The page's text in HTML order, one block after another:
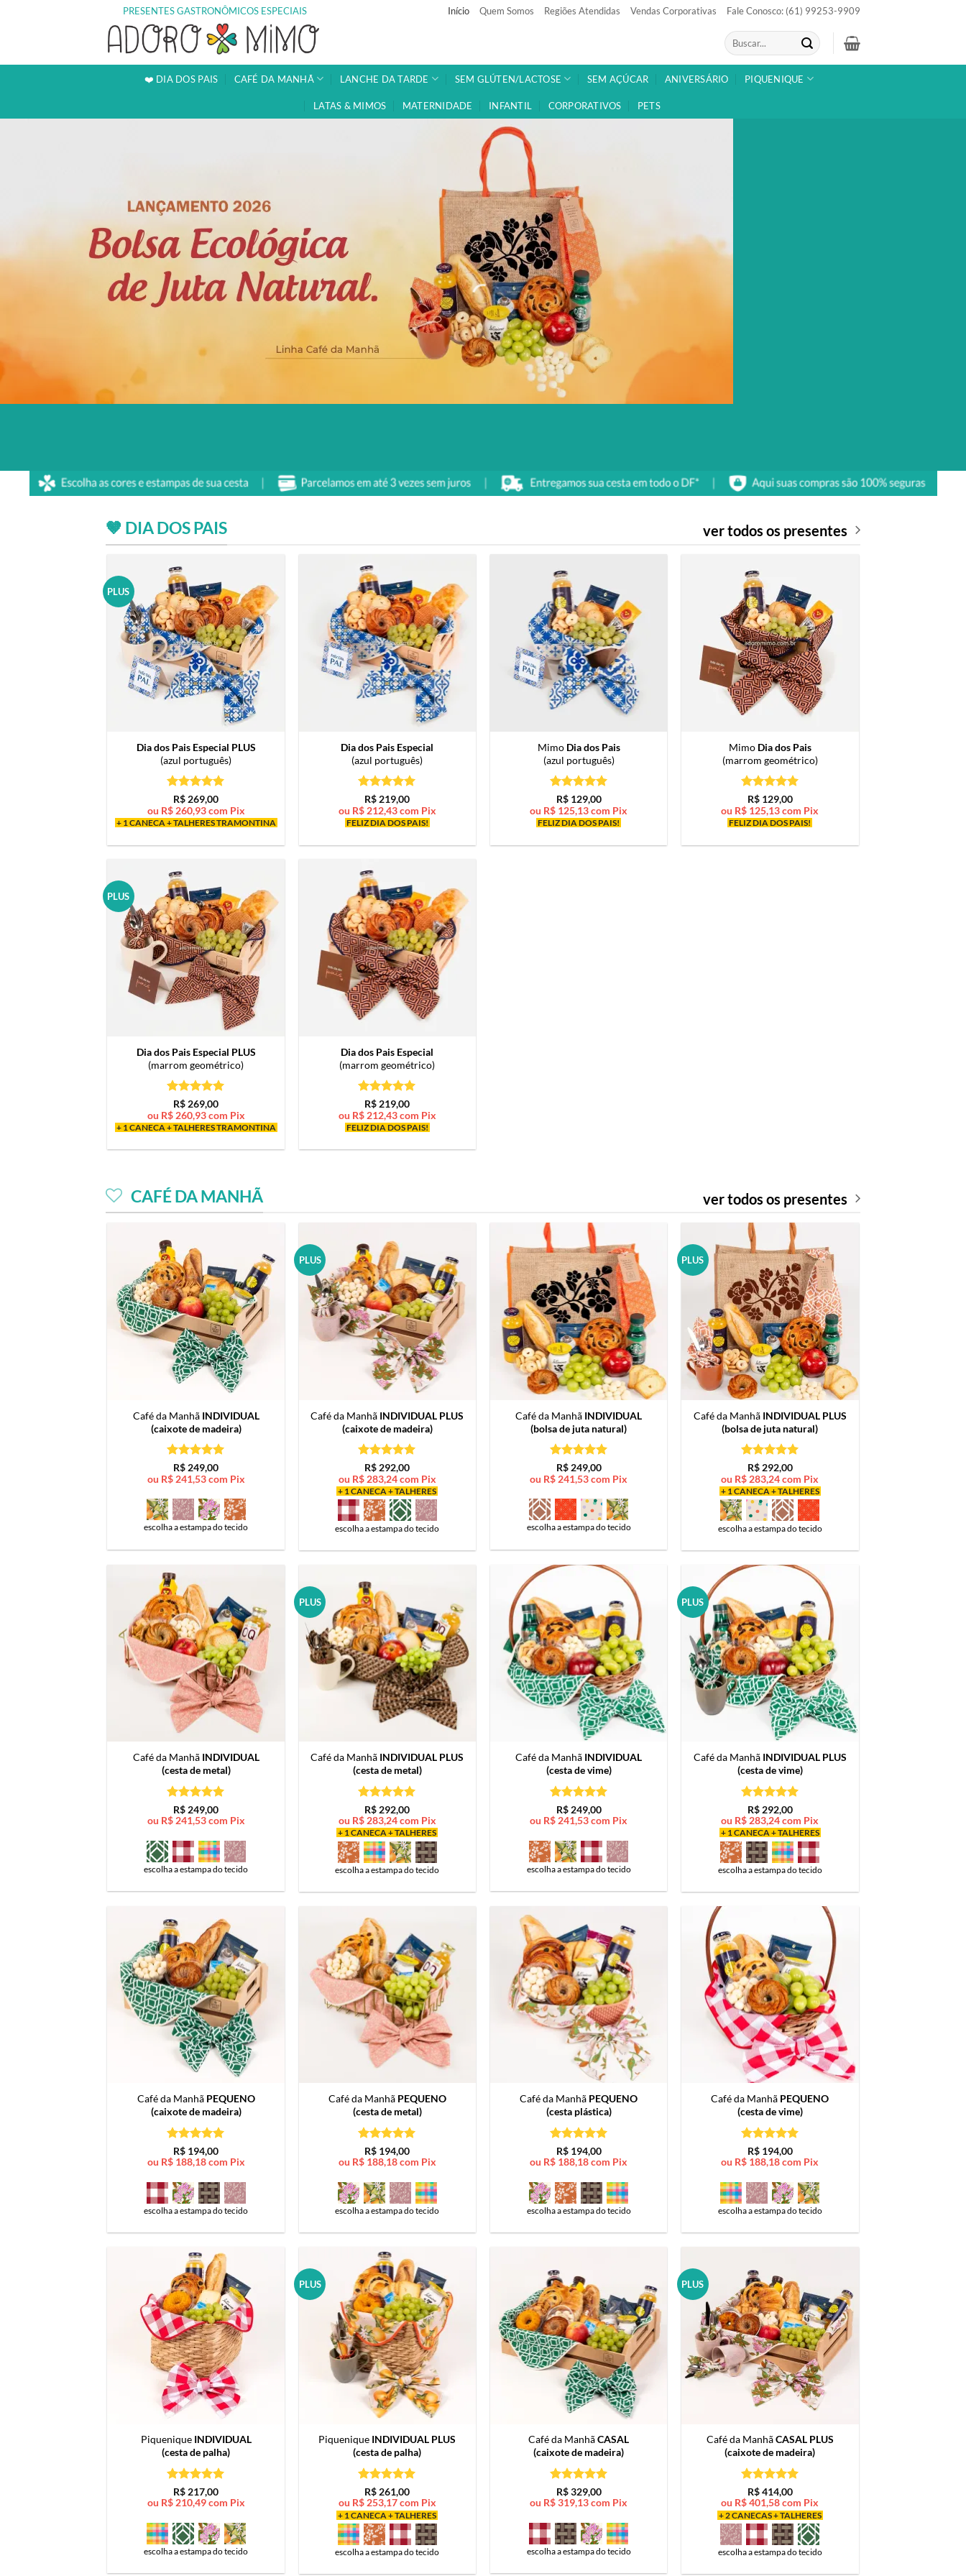
PRESENTES GASTRONÔMICOS ESPECIAIS Início Quem Somos Regiões Atendidas Vendas Corporativas Fale Conosco: (61) 99253-9909
Pesquisar
por:
❤️ DIA DOS PAIS CAFÉ DA MANHÃ LANCHE DA TARDE SEM GLÚTEN/LACTOSE SEM AÇÚCAR ANIVERSÁRIO PIQUENIQUE
LATAS & MIMOS MATERNIDADE INFANTIL CORPORATIVOS PETS
🤎 DIA DOS PAIS ver todos os presentes
PLUS
Dia dos Pais Especial PLUS
(azul português)
Avaliação5
de 5
R$269,00
ou R$260,93com Pix
+ 1 CANECA + TALHERES TRAMONTINA
Dia dos Pais Especial
(azul português)
Avaliação5
de 5
R$219,00
ou R$212,43com Pix
FELIZ DIA DOS PAIS!
Mimo Dia dos Pais
(azul português)
Avaliação5
de 5
R$129,00
ou R$ 125,13com Pix
FELIZ DIA DOS PAIS!
Mimo Dia dos Pais
(marrom geométrico)
Avaliação5
de 5
R$129,00
ou R$ 125,13com Pix
FELIZ DIA DOS PAIS!
PLUS
Dia dos Pais Especial PLUS
(marrom geométrico)
Avaliação5
de 5
R$ 269,00
ou R$260,93com Pix
+ 1 CANECA + TALHERES TRAMONTINA
Dia dos Pais Especial
(marrom geométrico)
Avaliação5
de 5
R$ 219,00
ou R$212,43com Pix
FELIZ DIA DOS PAIS!
CAFÉ DA MANHÃ ver todos os presentes
Café da Manhã INDIVIDUAL
(caixote de madeira)
Avaliação5
de 5
R$ 249,00
ou R$241,53com Pix
escolha a estampa do tecido
PLUS
Café da Manhã INDIVIDUAL PLUS
(caixote de madeira)
Avaliação5
de 5
R$ 292,00
ou R$283,24com Pix
+ 1 CANECA + TALHERES
escolha a estampa do tecido
Café da Manhã INDIVIDUAL
(bolsa de juta natural)
Avaliação5
de 5
R$249,00
ou R$ 241,53com Pix
escolha a estampa do tecido
PLUS
Café da Manhã INDIVIDUAL PLUS
(bolsa de juta natural)
Avaliação5
de 5
R$292,00
ou R$ 283,24com Pix
+ 1 CANECA + TALHERES
escolha a estampa do tecido
Café da Manhã INDIVIDUAL
(cesta de metal)
Avaliação5
de 5
R$ 249,00
ou R$241,53com Pix
escolha a estampa do tecido
PLUS
Café da Manhã INDIVIDUAL PLUS
(cesta de metal)
Avaliação5
de 5
R$ 292,00
ou R$283,24com Pix
+ 1 CANECA + TALHERES
escolha a estampa do tecido
Café da Manhã INDIVIDUAL
(cesta de vime)
Avaliação5
de 5
R$249,00
ou R$ 241,53com Pix
escolha a estampa do tecido
PLUS
Café da Manhã INDIVIDUAL PLUS
(cesta de vime)
Avaliação5
de 5
R$292,00
ou R$ 283,24com Pix
+ 1 CANECA + TALHERES
escolha a estampa do tecido
Café da Manhã PEQUENO
(caixote de madeira)
Avaliação5
de 5
R$ 194,00
ou R$188,18com Pix
escolha a estampa do tecido
Café da Manhã PEQUENO
(cesta de metal)
Avaliação5
de 5
R$ 194,00
ou R$188,18com Pix
escolha a estampa do tecido
Café da Manhã PEQUENO
(cesta plástica)
Avaliação5
de 5
R$194,00
ou R$ 188,18com Pix
escolha a estampa do tecido
Café da Manhã PEQUENO
(cesta de vime)
Avaliação5
de 5
R$194,00
ou R$ 188,18com Pix
escolha a estampa do tecido
Piquenique INDIVIDUAL
(cesta de palha)
Avaliação5
de 5
R$ 217,00
ou R$210,49com Pix
escolha a estampa do tecido
PLUS
Piquenique INDIVIDUAL PLUS
(cesta de palha)
Avaliação5
de 5
R$ 261,00
ou R$253,17com Pix
+ 1 CANECA + TALHERES
escolha a estampa do tecido
Café da ManhãCASAL
(caixote de madeira)
Avaliação5
de 5
R$329,00
ou R$319,13com Pix
escolha a estampa do tecido
PLUS
Café da ManhãCASAL PLUS
(caixote de madeira)
Avaliação5
de 5
R$414,00
ou R$401,58com Pix
+ 2 CANECAS + TALHERES
escolha a estampa do tecido